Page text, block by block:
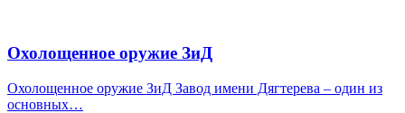
Охолощенное оружие ЗиД
Охолощенное оружие ЗиД Завод имени Дягтерева – один из
основных…